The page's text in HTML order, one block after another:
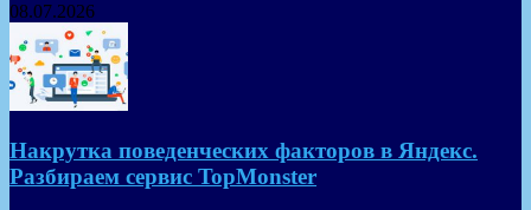
08.07.2026
Накрутка поведенческих факторов в Яндекс.
Разбираем сервис TopMonster